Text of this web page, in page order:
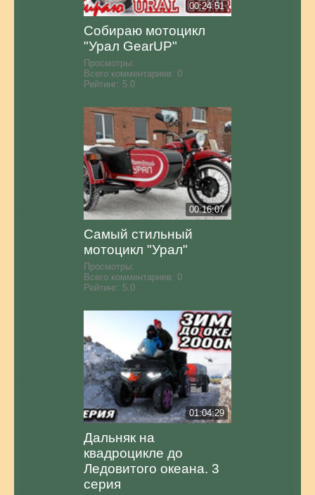
00:24:51
Собираю мотоцикл
"Урал GearUP"
Просмотры:
Всего комментариев: 0
Рейтинг: 5.0
00:16:07
Самый стильный
мотоцикл "Урал"
Просмотры:
Всего комментариев: 0
Рейтинг: 5.0
01:04:29
Дальняк на
квадроцикле до
Ледовитого океана. 3
серия